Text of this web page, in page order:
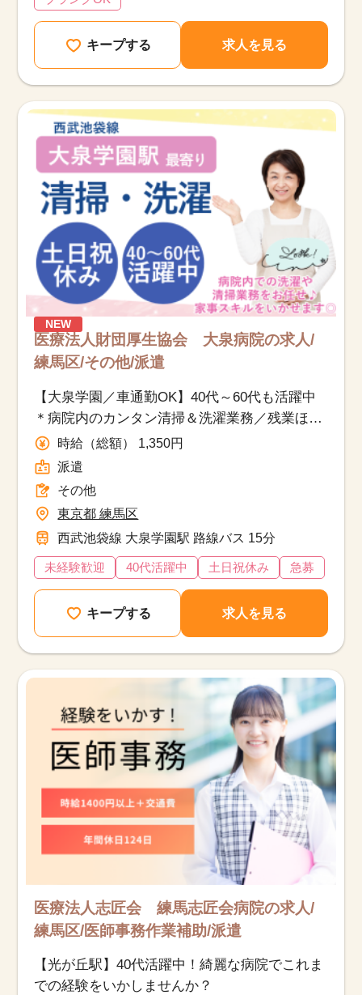
キープする 求人を見る
NEW
医療法人財団厚生協会 大泉病院の求人/
練馬区/その他/派遣
【大泉学園／車通勤OK】40代～60代も活躍中
＊病院内のカンタン清掃＆洗濯業務／残業ほぼ
なし＆土日祝休み
時給（総額） 1,350円
派遣
その他
東京都 練馬区
西武池袋線 大泉学園駅 路線バス 15分
未経験歓迎 40代活躍中 土日祝休み 急募
キープする 求人を見る
医療法人志匠会 練馬志匠会病院の求人/
練馬区/医師事務作業補助/派遣
【光が丘駅】40代活躍中！綺麗な病院でこれま
での経験をいかしませんか？
該当件数
9,618 他の条件を選択